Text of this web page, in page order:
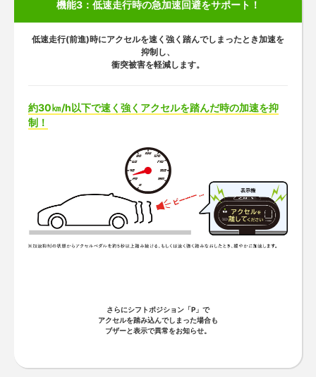
機能3：低速走行時の急加速回避をサポート！
低速走行(前進)時にアクセルを速く強く踏んでしまったとき加速を
抑制し、
衝突被害を軽減します。
約30㎞/h以下で速く強くアクセルを踏んだ時の加速を抑
制！
さらにシフトポジション「P」で
アクセルを踏み込んでしまった場合も
ブザーと表示で異常をお知らせ。